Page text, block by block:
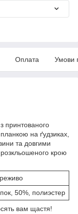
Оплата Умови
принтованого
на ґудзиках,
та довгими
крою
50%, полиэстер
вам щастя!